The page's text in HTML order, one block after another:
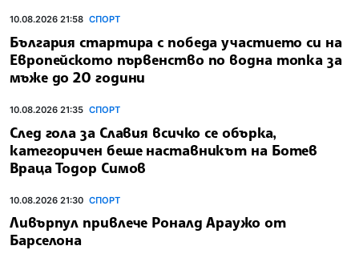
10.08.2026 21:58 СПОРТ
България стартира с победа участието си на
Европейското първенство по водна топка за
мъже до 20 години
10.08.2026 21:35 СПОРТ
След гола за Славия всичко се обърка,
категоричен беше наставникът на Ботев
Враца Тодор Симов
10.08.2026 21:30 СПОРТ
Ливърпул привлече Роналд Араужо от
Барселона